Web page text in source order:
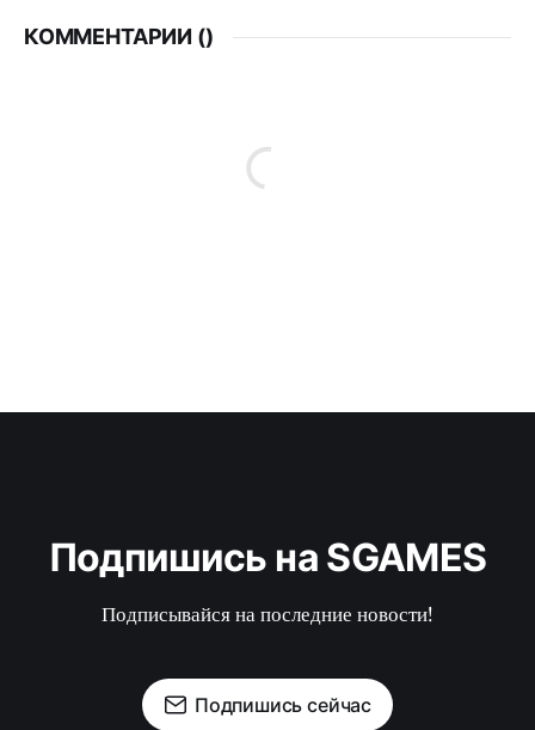
КОММЕНТАРИИ ()
Подпишись на SGAMES
Подписывайся на последние новости!
Подпишись сейчас